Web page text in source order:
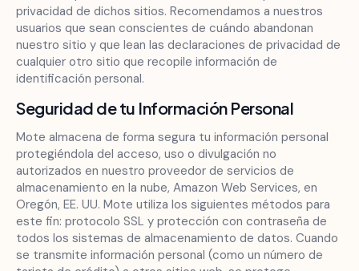
privacidad de dichos sitios. Recomendamos a nuestros
usuarios que sean conscientes de cuándo abandonan
nuestro sitio y que lean las declaraciones de privacidad de
cualquier otro sitio que recopile información de
identificación personal.
Seguridad de tu Información Personal
Mote almacena de forma segura tu información personal
protegiéndola del acceso, uso o divulgación no
autorizados en nuestro proveedor de servicios de
almacenamiento en la nube, Amazon Web Services, en
Oregón, EE. UU. Mote utiliza los siguientes métodos para
este fin: protocolo SSL y protección con contraseña de
todos los sistemas de almacenamiento de datos. Cuando
se transmite información personal (como un número de